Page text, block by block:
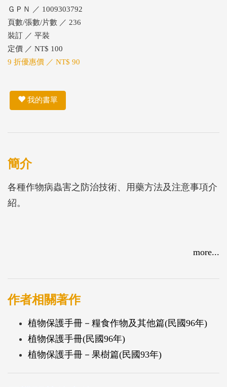
ＧＰＮ ／ 1009303792
頁數/張數/片數 ／ 236
裝訂 ／ 平裝
定價 ／ NT$ 100
9 折優惠價 ／ NT$ 90
我的書單
簡介
各種作物病蟲害之防治技術、用藥方法及注意事項介
紹。
more...
作者相關著作
植物保護手冊－糧食作物及其他篇(民國96年)
植物保護手冊(民國96年)
植物保護手冊－果樹篇(民國93年)